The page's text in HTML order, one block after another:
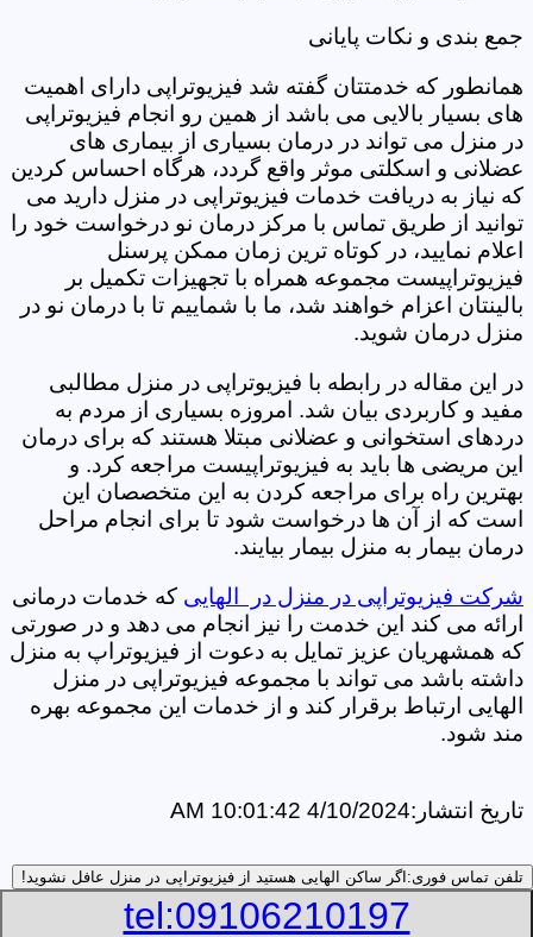
جمع بندی و نکات پایانی
همانطور که خدمتتان گفته شد فیزیوتراپی دارای اهمیت
های بسیار بالایی می باشد از همین رو انجام فیزیوتراپی
در منزل می تواند در درمان بسیاری از بیماری های
عضلانی و اسکلتی موثر واقع گردد، هرگاه احساس کردین
که نیاز به دریافت خدمات فیزیوتراپی در منزل دارید می
توانید از طریق تماس با مرکز درمان نو درخواست خود را
اعلام نمایید، در کوتاه ترین زمان ممکن پرسنل
فیزیوتراپیست مجموعه همراه با تجهیزات تکمیل بر
بالینتان اعزام خواهند شد، ما با شماییم تا با درمان نو در
منزل درمان شوید.
در این مقاله در رابطه با فیزیوتراپی در منزل مطالبی
مفید و کاربردی بیان شد. امروزه بسیاری از مردم به
دردهای استخوانی و عضلانی مبتلا هستند که برای درمان
این مریضی ها باید به فیزیوتراپیست مراجعه کرد. و
بهترین راه برای مراجعه کردن به این متخصصان این
است که از آن ها درخواست شود تا برای انجام مراحل
درمان بیمار به منزل بیمار بیایند.
شرکت فیزیوتراپی در منزل در الهایی که خدمات درمانی
ارائه می کند این خدمت را نیز انجام می دهد و در صورتی
که همشهریان عزیز تمایل به دعوت از فیزیوتراپ به منزل
داشته باشد می تواند با مجموعه فیزیوتراپی در منزل
الهایی ارتباط برقرار کند و از خدمات این مجموعه بهره
مند شود.
تاریخ انتشار:4/10/2024 10:01:42 AM
تلفن تماس فوری: اگر ساکن الهایی هستید از فیزیوتراپی در منزل عافل نشوید!
tel:09106210197